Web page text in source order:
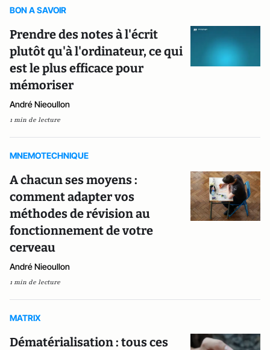
BON A SAVOIR
Prendre des notes à l'écrit
plutôt qu'à l'ordinateur, ce qui
est le plus efficace pour
mémoriser
André Nieoullon
1 min de lecture
MNEMOTECHNIQUE
A chacun ses moyens :
comment adapter vos
méthodes de révision au
fonctionnement de votre
cerveau
André Nieoullon
1 min de lecture
MATRIX
Dématérialisation : tous ces